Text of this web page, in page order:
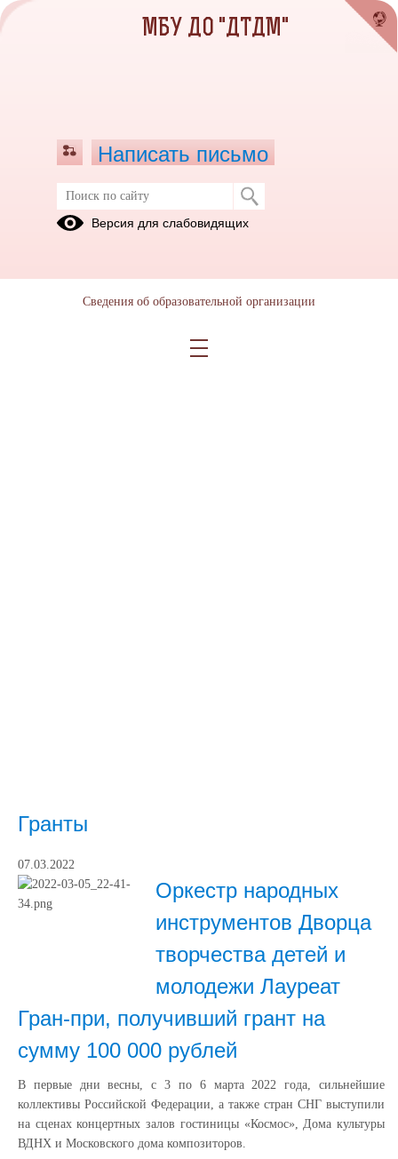
Гранты
07.03.2022
Оркестр народных
инструментов Дворца
творчества детей и
молодежи Лауреат
Гран-при, получивший грант на
сумму 100 000 рублей
В первые дни весны, с 3 по 6 марта 2022 года, сильнейшие
коллективы Российской Федерации, а также стран СНГ выступили
на сценах концертных залов гостиницы «Космос», Дома культуры
ВДНХ и Московского дома композиторов.
МБУ ДО "ДТДМ"
Написать письмо
Версия для слабовидящих
Сведения об образовательной организации